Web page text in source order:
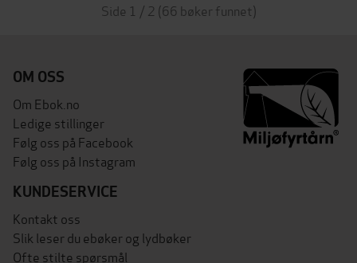
Side 1 / 2 (66 bøker funnet)
OM OSS
Om Ebok.no
Ledige stillinger
Følg oss på Facebook
Følg oss på Instagram
KUNDESERVICE
Kontakt oss
Slik leser du ebøker og lydbøker
Ofte stilte spørsmål